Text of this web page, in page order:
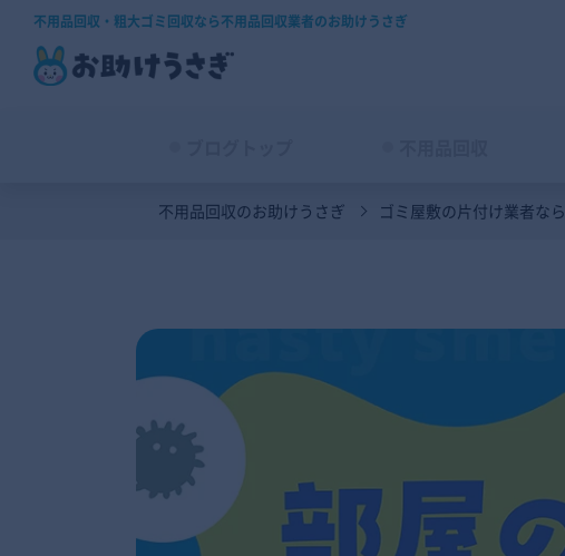
不用品回収・粗大ゴミ回収なら不用品回収業者のお助けうさぎ
不用品回収のお助けうさぎ ゴミ屋敷の片付け業者な